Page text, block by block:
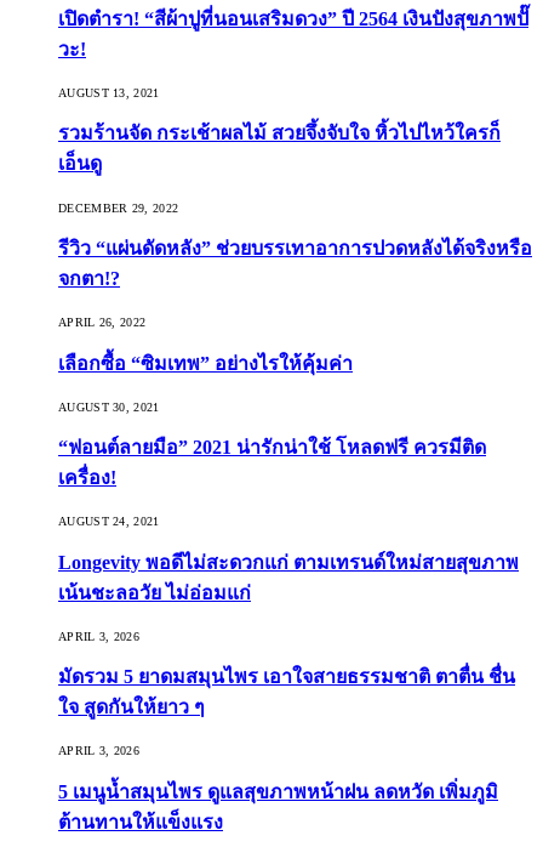
เปิดตำรา! “สีผ้าปูที่นอนเสริมดวง” ปี 2564 เงินปังสุขภาพปั๊
วะ!
AUGUST 13, 2021
รวมร้านจัด กระเช้าผลไม้ สวยจึ้งจับใจ หิ้วไปไหว้ใครก็
เอ็นดู
DECEMBER 29, 2022
รีวิว “แผ่นดัดหลัง” ช่วยบรรเทาอาการปวดหลังได้จริงหรือ
จกตา!?
APRIL 26, 2022
เลือกซื้อ “ซิมเทพ” อย่างไรให้คุ้มค่า
AUGUST 30, 2021
“ฟอนต์ลายมือ” 2021 น่ารักน่าใช้ โหลดฟรี ควรมีติด
เครื่อง!
AUGUST 24, 2021
Longevity พอดีไม่สะดวกแก่ ตามเทรนด์ใหม่สายสุขภาพ
เน้นชะลอวัย ไม่อ่อมแก่
APRIL 3, 2026
มัดรวม 5 ยาดมสมุนไพร เอาใจสายธรรมชาติ ตาตื่น ชื่น
ใจ สูดกันให้ยาว ๆ
APRIL 3, 2026
5 เมนูน้ำสมุนไพร ดูแลสุขภาพหน้าฝน ลดหวัด เพิ่มภูมิ
ต้านทานให้แข็งแรง